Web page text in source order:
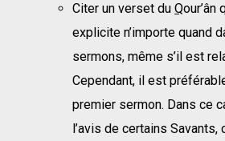
Citer un verset du Qour’ân
explicite n’importe quand
sermons, même s’il est
Cependant, il est
premier sermon. Dans ce
l’avis de certains Savants,